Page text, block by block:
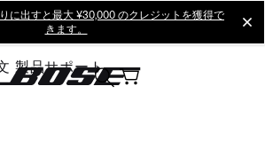
に出すと最大 ¥30,000 のクレジットを獲得で
きます。
製品サポート